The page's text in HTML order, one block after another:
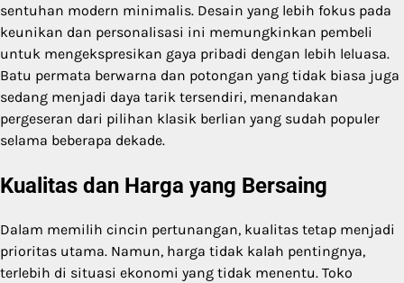
sentuhan modern minimalis. Desain yang lebih fokus pada
keunikan dan personalisasi ini memungkinkan pembeli
untuk mengekspresikan gaya pribadi dengan lebih leluasa.
Batu permata berwarna dan potongan yang tidak biasa juga
sedang menjadi daya tarik tersendiri, menandakan
pergeseran dari pilihan klasik berlian yang sudah populer
selama beberapa dekade.
Kualitas dan Harga yang Bersaing
Dalam memilih cincin pertunangan, kualitas tetap menjadi
prioritas utama. Namun, harga tidak kalah pentingnya,
terlebih di situasi ekonomi yang tidak menentu. Toko